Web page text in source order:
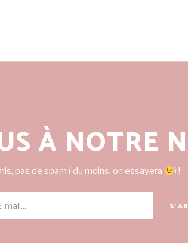
À NOTRE
pas de spam ( du moins, on essayera ) !